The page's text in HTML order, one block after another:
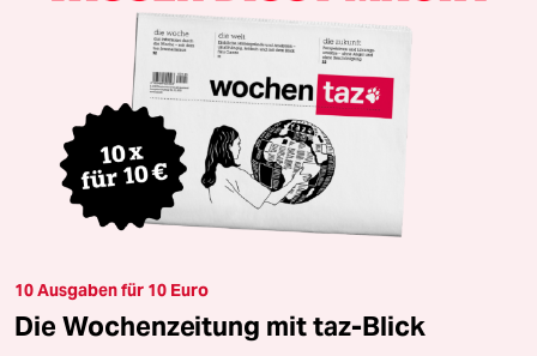
10 Ausgaben für 10 Euro
Die Wochenzeitung mit taz-Blick